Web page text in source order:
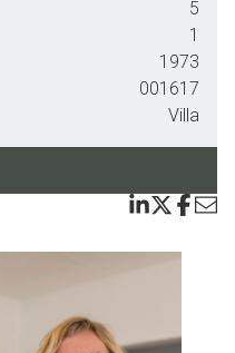
m2 god grund og
carport, stort brugbart
m.m. Virkelig
ejendom
fordelingsgang, bryggers,
til terrasse/haven,
spisestue
udgang til hyggelig
5
1
1973
001617
Villa